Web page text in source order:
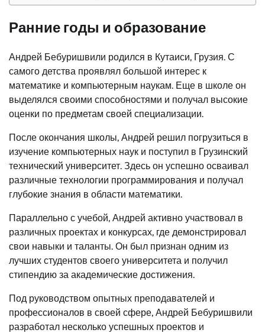
Ранние годы и образование
Андрей Бебуришвили родился в Кутаиси, Грузия. С
самого детства проявлял большой интерес к
математике и компьютерным наукам. Еще в школе он
выделялся своими способностями и получал высокие
оценки по предметам своей специализации.
После окончания школы, Андрей решил погрузиться в
изучение компьютерных наук и поступил в Грузинский
технический университет. Здесь он успешно осваивал
различные технологии программирования и получал
глубокие знания в области математики.
Параллельно с учебой, Андрей активно участвовал в
различных проектах и конкурсах, где демонстрировал
свои навыки и таланты. Он был признан одним из
лучших студентов своего университета и получил
стипендию за академические достижения.
Под руководством опытных преподавателей и
профессионалов в своей сфере, Андрей Бебуришвили
разработал несколько успешных проектов и